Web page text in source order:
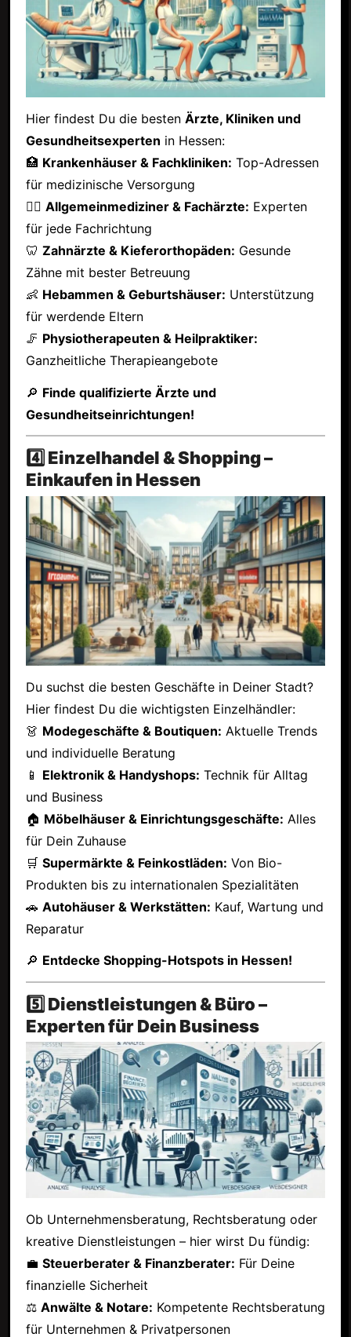
Hier findest Du die besten Ärzte, Kliniken und
Gesundheitsexperten in Hessen:
🏥 Krankenhäuser & Fachkliniken: Top-Adressen
für medizinische Versorgung
👩‍⚕️ Allgemeinmediziner & Fachärzte: Experten
für jede Fachrichtung
🦷 Zahnärzte & Kieferorthopäden: Gesunde
Zähne mit bester Betreuung
👶 Hebammen & Geburtshäuser: Unterstützung
für werdende Eltern
🦵 Physiotherapeuten & Heilpraktiker:
Ganzheitliche Therapieangebote
🔎 Finde qualifizierte Ärzte und
Gesundheitseinrichtungen!
4️⃣ Einzelhandel & Shopping –
Einkaufen in Hessen
Du suchst die besten Geschäfte in Deiner Stadt?
Hier findest Du die wichtigsten Einzelhändler:
👗 Modegeschäfte & Boutiquen: Aktuelle Trends
und individuelle Beratung
📱 Elektronik & Handyshops: Technik für Alltag
und Business
🏠 Möbelhäuser & Einrichtungsgeschäfte: Alles
für Dein Zuhause
🛒 Supermärkte & Feinkostläden: Von Bio-
Produkten bis zu internationalen Spezialitäten
🚗 Autohäuser & Werkstätten: Kauf, Wartung und
Reparatur
🔎 Entdecke Shopping-Hotspots in Hessen!
5️⃣ Dienstleistungen & Büro –
Experten für Dein Business
Ob Unternehmensberatung, Rechtsberatung oder
kreative Dienstleistungen – hier wirst Du fündig:
💼 Steuerberater & Finanzberater: Für Deine
finanzielle Sicherheit
⚖ Anwälte & Notare: Kompetente Rechtsberatung
für Unternehmen & Privatpersonen